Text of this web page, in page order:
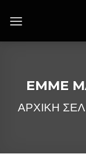
EMME
ΑΡΧΙΚΉ